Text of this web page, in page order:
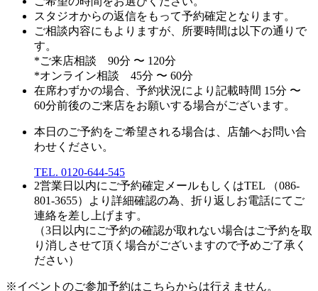
スタジオからの返信をもって予約確定となります。
ご相談内容にもよりますが、所要時間は以下の通りで
す。
*ご来店相談 90分 〜 120分
*オンライン相談 45分 〜 60分
在席わずかの場合、予約状況により記載時間 15分 〜
60分前後のご来店をお願いする場合がございます。
本日のご予約をご希望される場合は、店舗へお問い合
わせください。
TEL. 0120-644-545
2営業日以内にご予約確定メールもしくはTEL （086-
801-3655）より詳細確認の為、折り返しお電話にてご
連絡を差し上げます。
（3日以内にご予約の確認が取れない場合はご予約を取
り消しさせて頂く場合がございますので予めご了承く
ださい）
※イベントのご参加予約はこちらからは行えません。